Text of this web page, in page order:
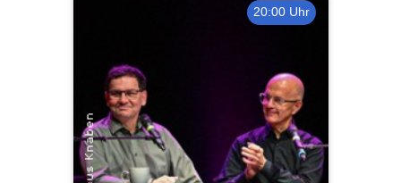
20:00 Uhr